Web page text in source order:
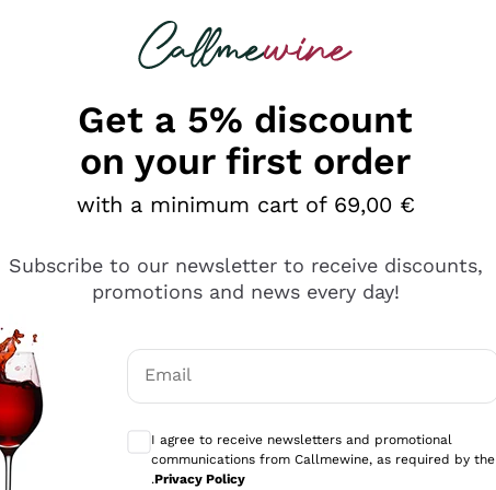
looking for
Get a 5% discount
on your first order
with a minimum cart of 69,00 €
Subscribe to our newsletter to receive discounts,
promotions and news every day!
Email
I agree to receive newsletters and promotional
communications from Callmewine, as required by the
.Privacy Policy